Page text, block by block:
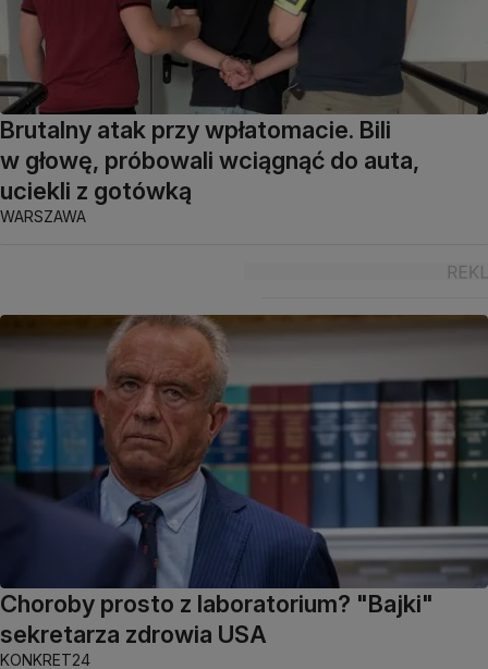
Brutalny atak przy wpłatomacie. Bili
w głowę, próbowali wciągnąć do auta,
uciekli z gotówką
WARSZAWA
Choroby prosto z laboratorium? "Bajki"
sekretarza zdrowia USA
KONKRET24